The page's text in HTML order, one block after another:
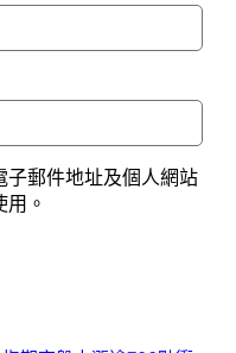
子郵件地址及個人網站
。